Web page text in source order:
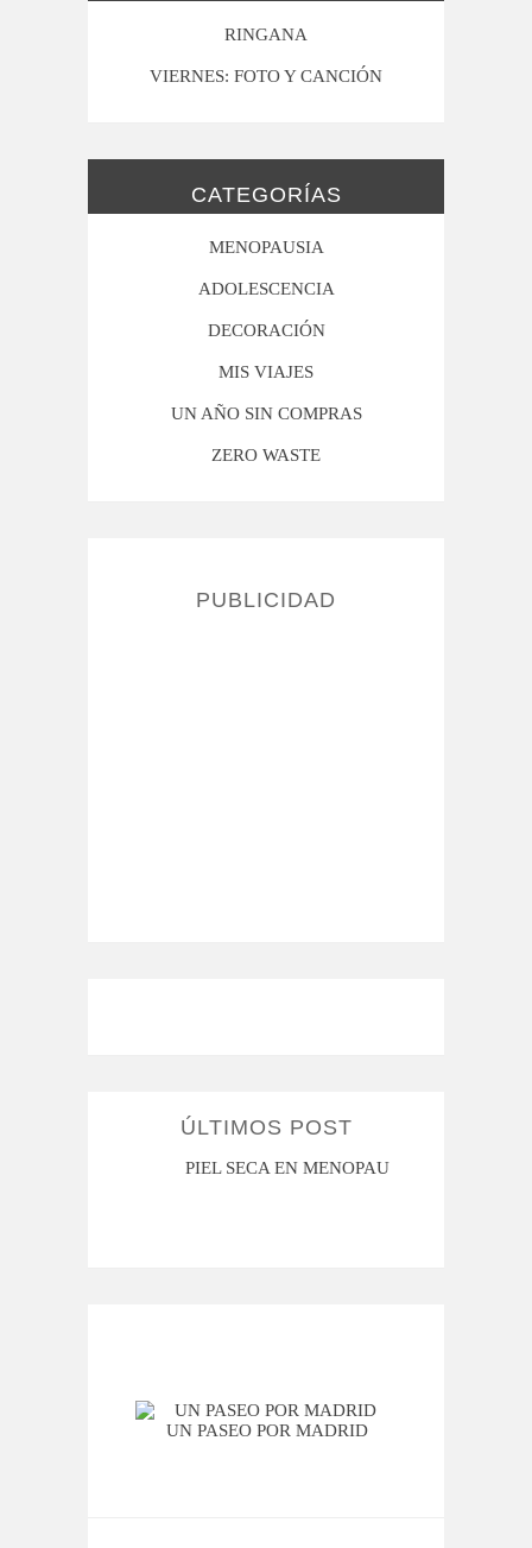
RINGANA
VIERNES: FOTO Y CANCIÓN
CATEGORÍAS
MENOPAUSIA
ADOLESCENCIA
DECORACIÓN
MIS VIAJES
UN AÑO SIN COMPRAS
ZERO WASTE
PUBLICIDAD
ÚLTIMOS POST
PIEL SECA EN MENOPAUSIA
UN PASEO POR MADRID